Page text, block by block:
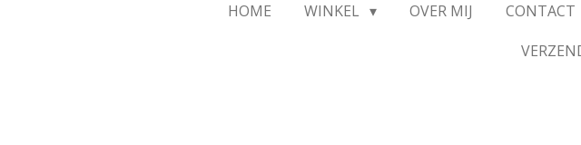
HOME WINKEL OVER MIJ CONTACT